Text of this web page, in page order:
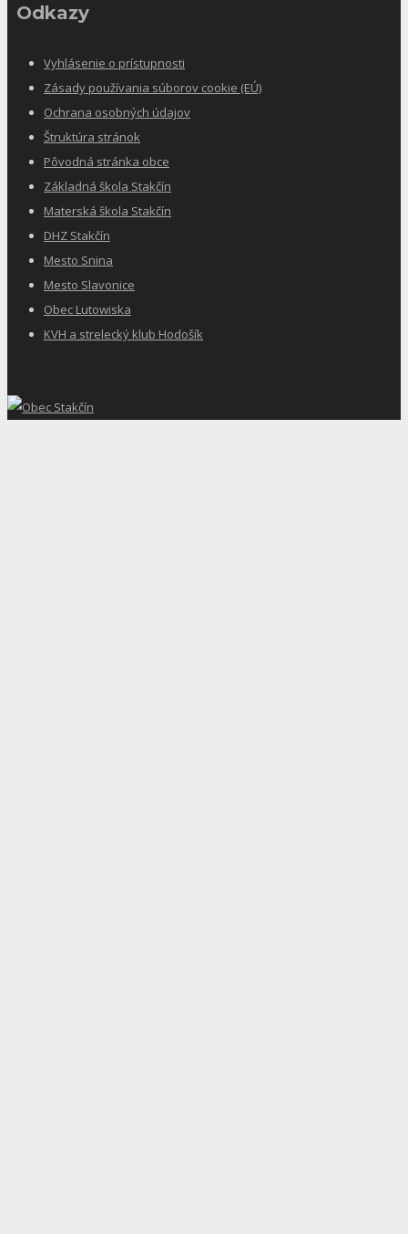
Odkazy
Vyhlásenie o prístupnosti
Zásady používania súborov cookie (EÚ)
Ochrana osobných údajov
Štruktúra stránok
Pôvodná stránka obce
Základná škola Stakčín
Materská škola Stakčín
DHZ Stakčín
Mesto Snina
Mesto Slavonice
Obec Lutowiska
KVH a strelecký klub Hodošík